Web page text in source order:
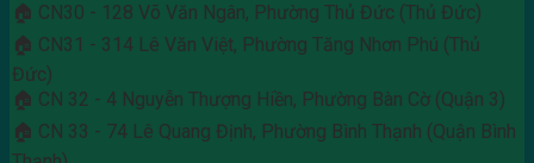
🏠 CN30 - 128 Võ Văn Ngân, Phường Thủ Đức (Thủ Đức)
🏠 CN31 - 314 Lê Văn Việt, Phường Tăng Nhơn Phú (Thủ
Đức)
🏠 CN 32 - 4 Nguyễn Thượng Hiền, Phường Bàn Cờ (Quận 3)
🏠 CN 33 - 74 Lê Quang Định, Phường Bình Thạnh (Quận Bình